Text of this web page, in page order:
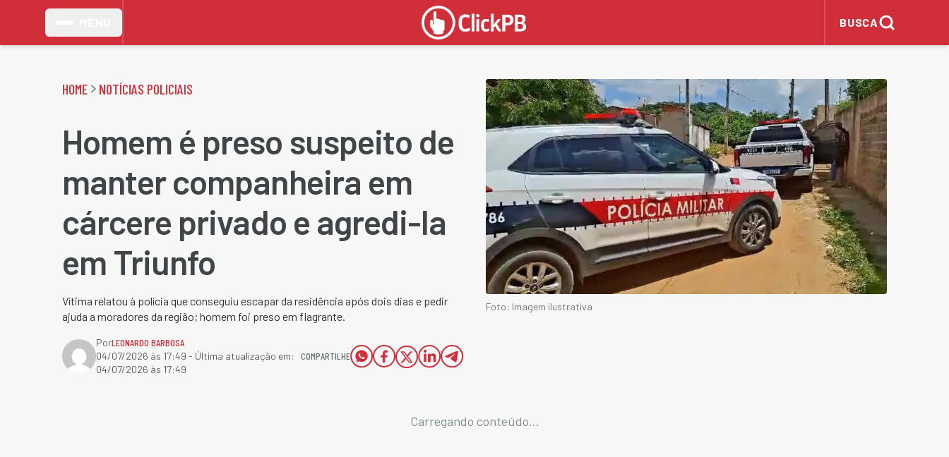
BUSCA
HOME NOTÍCIAS POLICIAIS
Homem é preso suspeito de
manter companheira em
cárcere privado e agredi-la
em Triunfo
Vítima relatou à polícia que conseguiu escapar da residência após dois dias e pedir
ajuda a moradores da região; homem foi preso em flagrante.
PorLEONARDO BARBOSA
04/07/2026 às 17:49 - Última atualização em:
04/07/2026 às 17:49
COMPARTILHE
Foto: Imagem ilustrativa
Carregando conteúdo...